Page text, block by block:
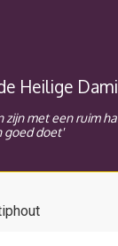
Heilige
zijn met een ruim
goed doet'